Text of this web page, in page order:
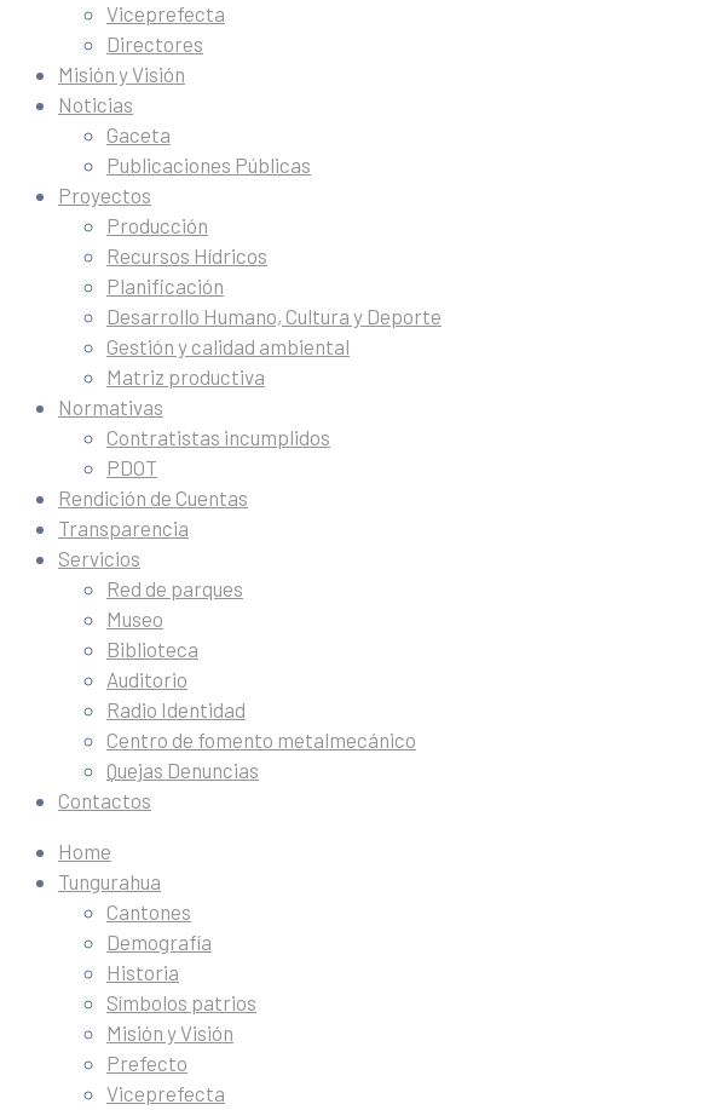
Viceprefecta
Directores
Misión y Visión
Noticias
Gaceta
Publicaciones Públicas
Proyectos
Producción
Recursos Hídricos
Planificación
Desarrollo Humano, Cultura y Deporte
Gestión y calidad ambiental
Matriz productiva
Normativas
Contratistas incumplidos
PDOT
Rendición de Cuentas
Transparencia
Servicios
Red de parques
Museo
Biblioteca
Auditorio
Radio Identidad
Centro de fomento metalmecánico
Quejas Denuncias
Contactos
Home
Tungurahua
Cantones
Demografía
Historia
Símbolos patrios
Misión y Visión
Prefecto
Viceprefecta